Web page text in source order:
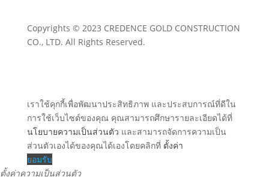
Copyrights © 2023 CREDENCE GOLD CONSTRUCTION
CO., LTD. All Rights Reserved.
เราใช้คุกกี้เพื่อพัฒนาประสิทธิภาพ และประสบการณ์ที่ดีใน
การใช้เว็บไซต์ของคุณ คุณสามารถศึกษารายละเอียดได้ที่
นโยบายความเป็นส่วนตัว และสามารถจัดการความเป็น
ส่วนตัวเองได้ของคุณได้เองโดยคลิกที่ ตั้งค่า
ยอมรับ
ตั้งค่าความเป็นส่วนตัว